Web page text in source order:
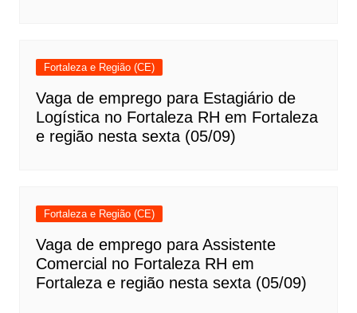
Fortaleza e Região (CE)
Vaga de emprego para Estagiário de
Logística no Fortaleza RH em Fortaleza
e região nesta sexta (05/09)
Fortaleza e Região (CE)
Vaga de emprego para Assistente
Comercial no Fortaleza RH em
Fortaleza e região nesta sexta (05/09)